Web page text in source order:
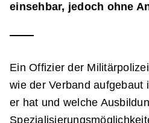
einsehbar, jedoch ohne
Ein Offizier der
wie der Verband aufgebaut
er hat und welche